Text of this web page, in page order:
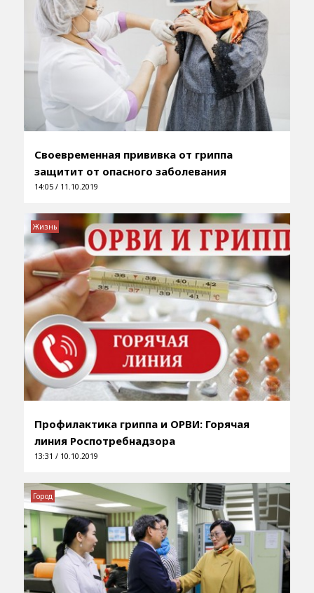
Своевременная прививка от гриппа
защитит от опасного заболевания
14:05 / 11.10.2019
Профилактика гриппа и ОРВИ: Горячая
линия Роспотребнадзора
13:31 / 10.10.2019
Жизнь
Город